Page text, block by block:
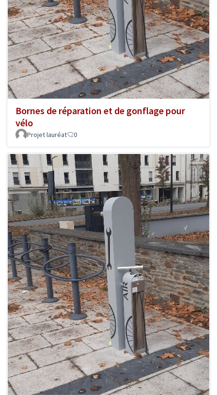
Bornes de réparation et de gonflage pour
vélo
Projet lauréat 0